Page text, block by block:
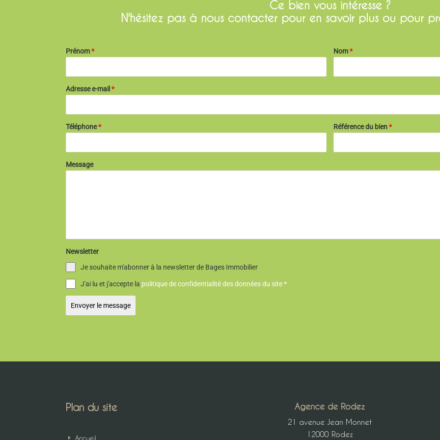
Ce bien vous intéresse ?
N'hésitez pas à nous contacter pour en savoir plus ou pour
Prénom* Nom*
Adresse e-mail*
Téléphone* Référence du bien*
Message
Newsletter
Je souhaite m'abonner à la newsletter de Bages Immobilier
J'ai lu et j'accepte la politique de confidentialité des données du site *
Envoyer le message
Plan du site
E Accueil
Agence de Rodez
21 avenue Jean Monnet
12000 Rodez